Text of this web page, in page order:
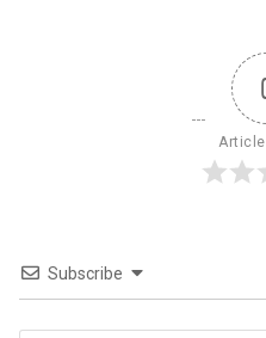
Subscribe